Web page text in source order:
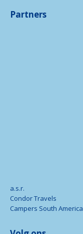
Partners
a.s.r.
Condor Travels
Campers South America